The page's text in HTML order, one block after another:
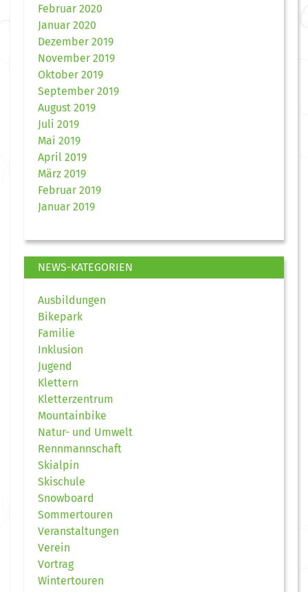
Februar 2020
Januar 2020
Dezember 2019
November 2019
Oktober 2019
September 2019
August 2019
Juli 2019
Mai 2019
April 2019
März 2019
Februar 2019
Januar 2019
NEWS-KATEGORIEN
Ausbildungen
Bikepark
Familie
Inklusion
Jugend
Klettern
Kletterzentrum
Mountainbike
Natur- und Umwelt
Rennmannschaft
Skialpin
Skischule
Snowboard
Sommertouren
Veranstaltungen
Verein
Vortrag
Wintertouren